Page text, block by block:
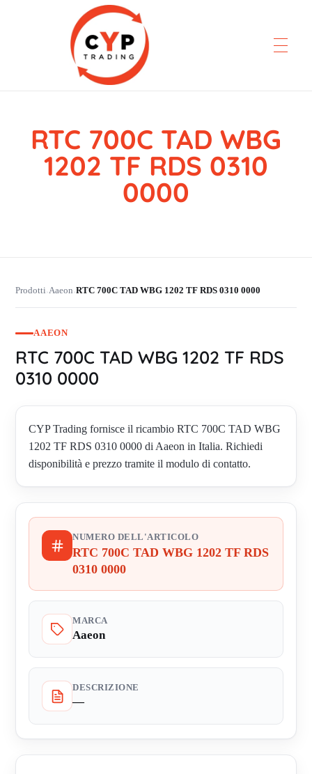
CYP Trading
Professionelle Ersatzteilbeschaffung
RTC 700C TAD WBG
1202 TF RDS 0310
0000
Prodotti›Aaeon›RTC 700C TAD WBG 1202 TF RDS 0310 0000
AAEON
RTC 700C TAD WBG 1202 TF RDS
0310 0000
CYP Trading fornisce il ricambio RTC 700C TAD WBG
1202 TF RDS 0310 0000 di Aaeon in Italia. Richiedi
disponibilità e prezzo tramite il modulo di contatto.
NUMERO DELL'ARTICOLO
RTC 700C TAD WBG 1202 TF RDS
0310 0000
MARCA
Aaeon
DESCRIZIONE
—